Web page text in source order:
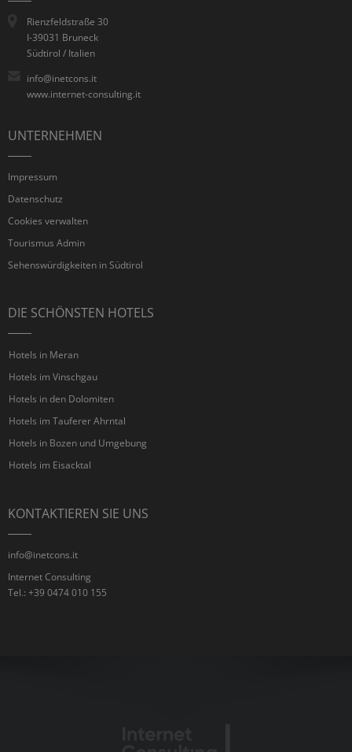
Rienzfeldstraße 30
I-39031 Bruneck
Südtirol / Italien
info@inetcons.it
www.internet-consulting.it
UNTERNEHMEN
Impressum
Datenschutz
Cookies verwalten
Tourismus Admin
Sehenswürdigkeiten in Südtirol
DIE SCHÖNSTEN HOTELS
Hotels in Meran
Hotels im Vinschgau
Hotels in den Dolomiten
Hotels im Tauferer Ahrntal
Hotels in Bozen und Umgebung
Hotels im Eisacktal
KONTAKTIEREN SIE UNS
info@inetcons.it
Internet Consulting
Tel.: +39 0474 010 155